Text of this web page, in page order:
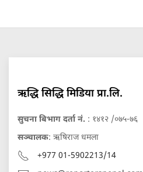
ऋद्धि सिद्धि मिडिया प्रा.लि.
सुचना बिभाग दर्ता नं. : १४१२ /०७५-७६
सञ्चालक: ऋषिराज धमला
+977 01-5902213/14